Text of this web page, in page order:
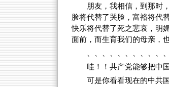
朋友，我相信，到那时
脸将代替了哭脸，富裕将代
快乐将代替了死之悲哀，明
面前，而生育我们的母亲，
哇！！共产党能够把中
可是你看看现在的中共